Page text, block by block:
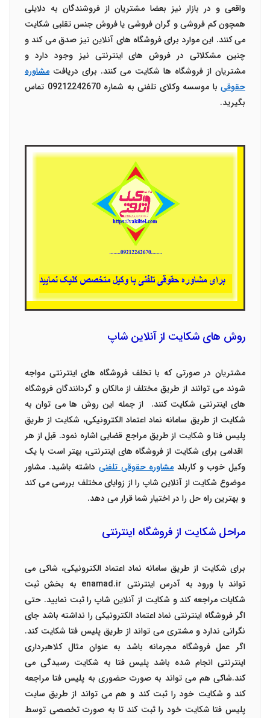
واقعی و در بازار نیز بعضا مشتریان از فروشندگان به دلایلی
همچون کم فروشی و گران فروشی یا فروش جنس تقلبی شکایت
می کنند. این موارد برای فروشگاه های آنلاین نیز صدق می کند و
چنین مشکلاتی در فروش های اینترنتی نیز وجود دارد و
مشتریان از فروشگاه ها شکایت می کنند. برای دریافت مشاوره
حقوقی
با موسسه وکلای تلفنی به شماره 09212242670 تماس
بگیرید.
روش های شکایت از آنلاین شاپ
مشتریان در صورتی که با تخلف فروشگاه های اینترنتی مواجه
شوند می توانند از طریق مختلف از مالکان و گردانندگان فروشگاه
های اینترنتی شکایت کنند. از جمله این روش ها می توان به
شکایت از طریق سامانه نماد اعتماد الکترونیکی، شکایت از طریق
پلیس فتا و شکایت از طریق مراجع قضایی اشاره نمود. قبل از هر
اقدامی برای شکایت از فروشگاه های اینترنتی، بهتر است با یک
وکیل خوب و کاربلدمشاوره حقوقی تلفنی داشته باشید. مشاور
موضوع شکایت از آنلاین شاپ را از زوایای مختلف بررسی می کند
و بهترین راه حل را در اختیار شما قرار می دهد.
مراحل شکایت از فروشگاه اینترنتی
برای شکایت از طریق سامانه نماد اعتماد الکترونیکی، شاکی می
تواند با ورود به آدرس اینترنتی enamad.ir به بخش ثبت
شکایات مراجعه کند و شکایت از آنلاین شاپ را ثبت نمایید. حتی
اگر فروشگاه اینترنتی نماد اعتماد الکترونیکی را نداشته باشد جای
نگرانی ندارد و مشتری می تواند از طریق پلیس فتا شکایت کند.
اگر عمل فروشگاه مجرمانه باشد به عنوان مثال کلاهبرداری
اینترنتی انجام شده باشد پلیس فتا به شکایت رسیدگی می
کند.شاکی هم می تواند به صورت حضوری به پلیس فتا مراجعه
کند و شکایت خود را ثبت کند و هم می تواند از طریق سایت
پلیس فتا شکایت خود را ثبت کند تا به صورت تخصصی توسط